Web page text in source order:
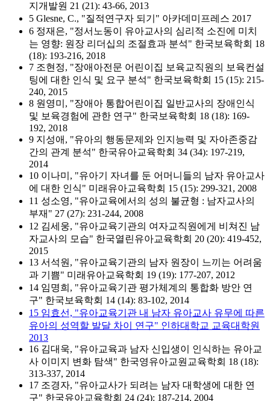
지개발원 21 (21): 43-66, 2013
5 Glesne, C., "질적연구자 되기" 아카데미프레스 2017
6 정재은, "정서노동이 유아교사의 심리적 소진에 미치
는 영향: 원장 리더십의 조절효과 분석" 한국보육학회 18
(18): 193-216, 2018
7 조현정, "장애아전문 어린이집 보육교직원의 보육컨설
팅에 대한 인식 및 요구 분석" 한국보육학회 15 (15): 215-
240, 2015
8 원영미, "장애아 통합어린이집 일반교사의 장애인식
및 보육경험에 관한 연구" 한국보육학회 18 (18): 169-
192, 2018
9 지성애, "유아의 행동문제와 인지능력 및 자아존중감
간의 관계 분석" 한국유아교육학회 34 (34): 197-219,
2014
10 이나미, "유아기 자녀를 둔 어머니들의 남자 유아교사
에 대한 인식" 미래유아교육학회 15 (15): 299-321, 2008
11 성소영, "유아교육에서의 성의 불균형 : 남자교사의
부재" 27 (27): 231-244, 2008
12 김세웅, "유아교육기관의 여자교직원에게 비쳐진 남
자교사의 모습" 한국열린유아교육학회 20 (20): 419-452,
2015
13 서석원, "유아교육기관의 남자 원장이 느끼는 어려움
과 기쁨" 미래유아교육학회 19 (19): 177-207, 2012
14 임명희, "유아교육기관 평가체계의 통합화 방안 연
구" 한국보육학회 14 (14): 83-102, 2014
15 임효선, "유아교육기관 내 남자 유아교사 유무에 따른
유아의 성역할 발달 차이 연구" 인하대학교 교육대학원
2013
16 김대욱, "유아교육과 남자 신입생이 인식하는 유아교
사 이미지 변화 탐색" 한국영유아교원교육학회 18 (18):
313-337, 2014
17 조경자, "유아교사가 되려는 남자 대학생에 대한 연
구" 한국유아교육학회 24 (24): 187-214, 2004